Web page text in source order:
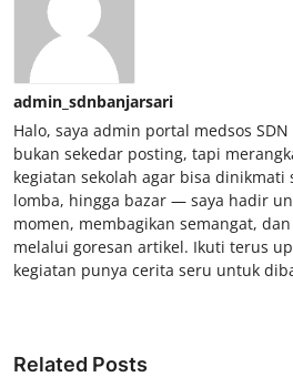
admin_sdnbanjarsari
Halo, saya admin portal medsos
bukan sekedar posting, tapi
kegiatan sekolah agar bisa dinikmati
lomba, hingga bazar — saya hadir
momen, membagikan semangat,
melalui goresan artikel. Ikuti terus
kegiatan punya cerita seru untuk
Related Posts